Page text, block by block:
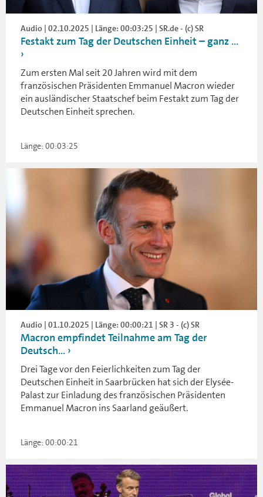
Audio | 02.10.2025 | Länge: 00:03:25 | SR.de - (c) SR
Festakt zum Tag der Deutschen Einheit – ganz ...
Zum ersten Mal seit 20 Jahren wird mit dem
französischen Präsidenten Emmanuel Macron wieder
ein ausländischer Staatschef beim Festakt zum Tag der
Deutschen Einheit sprechen.
Länge: 00:03:25
Audio | 01.10.2025 | Länge: 00:00:21 | SR 3 - (c) SR
Macron empfindet Teilnahme am Tag der
Deutsch...
Drei Tage vor den Feierlichkeiten zum Tag der
Deutschen Einheit in Saarbrücken hat sich der Elysée-
Palast zur Einladung des französischen Präsidenten
Emmanuel Macron ins Saarland geäußert.
Länge: 00:00:21